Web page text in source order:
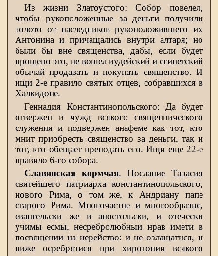
Из жизни Златоустого: Собор повелел,
чтобы рукоположенные за деньги получили
золото от наследников рукоположившего их
Антонина и причащались внутри алтаря; но
были бы вне священства, дабы, если будет
прощено это, не вошел иудейский и египетский
обычай продавать и покупать священство. И
ищи 2-е правило святых отцев, собравшихся в
Халкидоне.
Геннадия Константинопольского: Да будет
отвержен и чужд всякого священнического
служения и подвержен анафеме как тот, кто
мнит приобресть священство за деньги, так и
тот, кто обещает преподать его. Ищи еще 22-е
правило 6-го собора.
Славянская кормчая. Послание Тарасия
святейшего патриарха константинопольского,
нового Рима, о том же, к Андриану папе
старого Рима. Многочастне и многообразне,
евангельски же и апостольски, и отечески
учимы есмы, несребролюбныи нрав имети в
посвящении на иерейство: и не озлащатися, и
ниже осребрятися при хиротонии всякого